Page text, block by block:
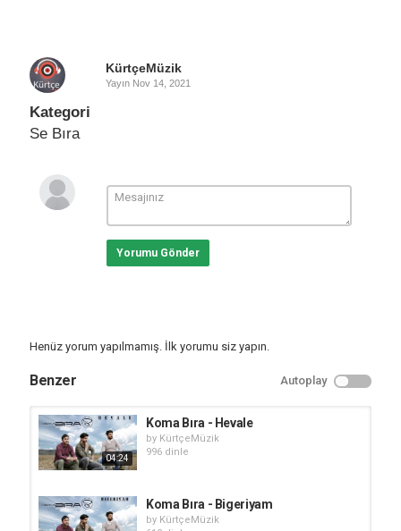
KürtçeMüzik
Yayın Nov 14, 2021
Kategori
Se Bıra
Yorumu Gönder
Henüz yorum yapılmamış. İlk yorumu siz yapın.
Benzer Autoplay
04:24
Koma Bıra - Hevale
by KürtçeMüzik
996 dinle
Koma Bıra - Bigeriyam
by KürtçeMüzik